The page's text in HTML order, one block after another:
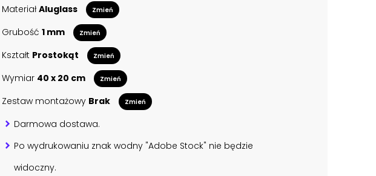
MateriałAluglass Zmień
Grubość 1 mm Zmień
Kształt Prostokąt Zmień
Wymiar 40 x 20 cm Zmień
Zestaw montażowy Brak Zmień
Darmowa dostawa.
Po wydrukowaniu znak wodny "Adobe Stock" nie będzie
widoczny.